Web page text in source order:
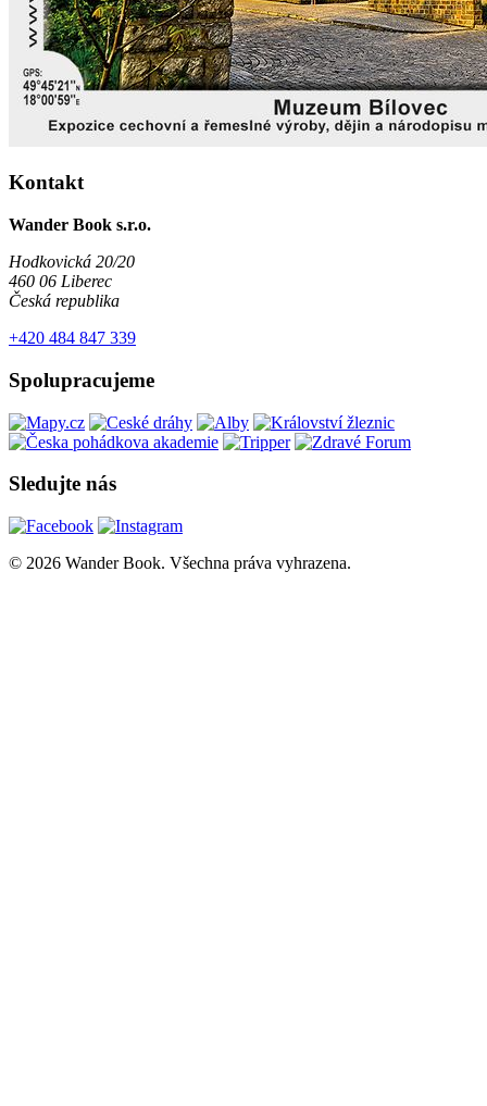
Kontakt
Wander Book s.r.o.
Hodkovická 20/20
460 06 Liberec
Česká republika
+420 484 847 339
Spolupracujeme
Sledujte nás
© 2026 Wander Book. Všechna práva vyhrazena.